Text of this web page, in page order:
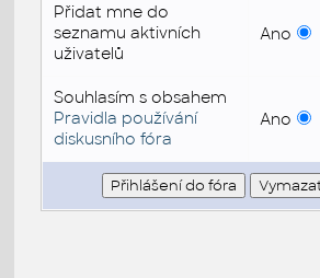
Přidat mne do
seznamu aktivních
uživatelů
Ano
Souhlasím s obsahem
Pravidla používání
diskusního fóra
Ano